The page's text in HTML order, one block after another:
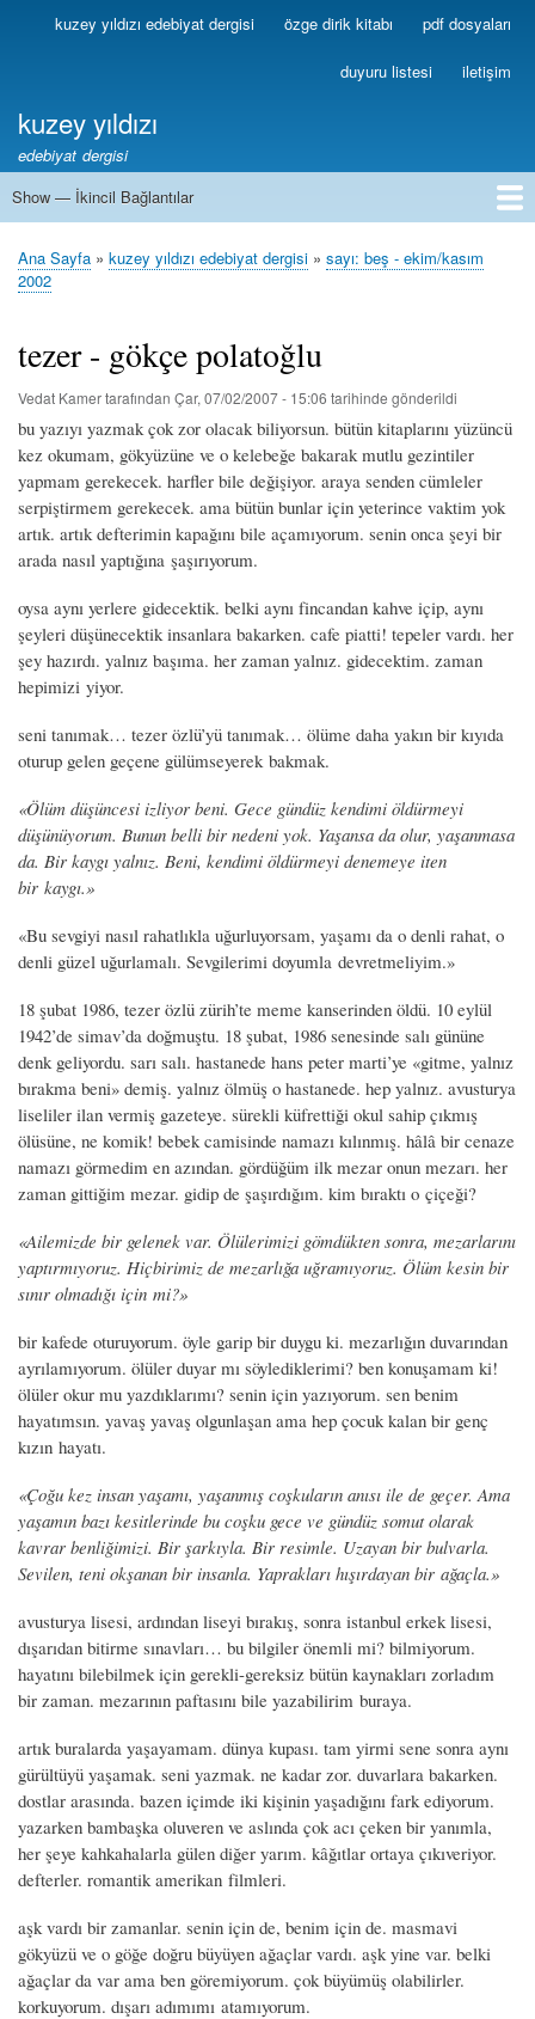
Ana
içeriğe
Birincilkuzey yıldızı edebiyat dergisi özge dirik kitabı pdf dosyaları
duyuru listesi iletişim
kuzey yıldızı
edebiyat dergisi
İkincil
Show — İkincil Bağlantılar
1
2
3
4
5
6
7
8
9
10
11
12
13
Sayfa
Ana Sayfa kuzey yıldızı edebiyat dergisi
sayı: beş - ekim/kasım
2002
tezer - gökçe polatoğlu
Vedat Kamertarafından Çar, 07/02/2007 - 15:06 tarihinde gönderildi
bu yazıyı yazmak çok zor olacak biliyorsun. bütün kitaplarını yüzüncü
kez okumam, gökyüzüne ve o kelebeğe bakarak mutlu gezintiler
yapmam gerekecek. harfler bile değişiyor. araya senden cümleler
serpiştirmem gerekecek. ama bütün bunlar için yeterince vaktim yok
artık. artık defterimin kapağını bile açamıyorum. senin onca şeyi bir
arada nasıl yaptığına şaşırıyorum.
oysa aynı yerlere gidecektik. belki aynı fincandan kahve içip, aynı
şeyleri düşünecektik insanlara bakarken. cafe piatti! tepeler vardı. her
şey hazırdı. yalnız başıma. her zaman yalnız. gidecektim. zaman
hepimizi yiyor.
seni tanımak… tezer özlü’yü tanımak… ölüme daha yakın bir kıyıda
oturup gelen geçene gülümseyerek bakmak.
«Ölüm düşüncesi izliyor beni. Gece gündüz kendimi öldürmeyi
düşünüyorum. Bunun belli bir nedeni yok. Yaşansa da olur, yaşanmasa
da. Bir kaygı yalnız. Beni, kendimi öldürmeyi denemeye iten
bir kaygı.»
«Bu sevgiyi nasıl rahatlıkla uğurluyorsam, yaşamı da o denli rahat, o
denli güzel uğurlamalı. Sevgilerimi doyumla devretmeliyim.»
18 şubat 1986, tezer özlü zürih’te meme kanserinden öldü. 10 eylül
1942’de simav’da doğmuştu. 18 şubat, 1986 senesinde salı gününe
denk geliyordu. sarı salı. hastanede hans peter marti’ye «gitme, yalnız
bırakma beni» demiş. yalnız ölmüş o hastanede. hep yalnız. avusturya
liseliler ilan vermiş gazeteye. sürekli küfrettiği okul sahip çıkmış
ölüsüne, ne komik! bebek camisinde namazı kılınmış. hâlâ bir cenaze
namazı görmedim en azından. gördüğüm ilk mezar onun mezarı. her
zaman gittiğim mezar. gidip de şaşırdığım. kim bıraktı o çiçeği?
«Ailemizde bir gelenek var. Ölülerimizi gömdükten sonra, mezarlarını
yaptırmıyoruz. Hiçbirimiz de mezarlığa uğramıyoruz. Ölüm kesin bir
sınır olmadığı için mi?»
bir kafede oturuyorum. öyle garip bir duygu ki. mezarlığın duvarından
ayrılamıyorum. ölüler duyar mı söylediklerimi? ben konuşamam ki!
ölüler okur mu yazdıklarımı? senin için yazıyorum. sen benim
hayatımsın. yavaş yavaş olgunlaşan ama hep çocuk kalan bir genç
kızın hayatı.
«Çoğu kez insan yaşamı, yaşanmış coşkuların anısı ile de geçer. Ama
yaşamın bazı kesitlerinde bu coşku gece ve gündüz somut olarak
kavrar benliğimizi. Bir şarkıyla. Bir resimle. Uzayan bir bulvarla.
Sevilen, teni okşanan bir insanla. Yaprakları hışırdayan bir ağaçla.»
avusturya lisesi, ardından liseyi bırakış, sonra istanbul erkek lisesi,
dışarıdan bitirme sınavları… bu bilgiler önemli mi? bilmiyorum.
hayatını bilebilmek için gerekli-gereksiz bütün kaynakları zorladım
bir zaman. mezarının paftasını bile yazabilirim buraya.
artık buralarda yaşayamam. dünya kupası. tam yirmi sene sonra aynı
gürültüyü yaşamak. seni yazmak. ne kadar zor. duvarlara bakarken.
dostlar arasında. bazen içimde iki kişinin yaşadığını fark ediyorum.
yazarken bambaşka oluveren ve aslında çok acı çeken bir yanımla,
her şeye kahkahalarla gülen diğer yarım. kâğıtlar ortaya çıkıveriyor.
defterler. romantik amerikan filmleri.
aşk vardı bir zamanlar. senin için de, benim için de. masmavi
gökyüzü ve o göğe doğru büyüyen ağaçlar vardı. aşk yine var. belki
ağaçlar da var ama ben göremiyorum. çok büyümüş olabilirler.
korkuyorum. dışarı adımımı atamıyorum.